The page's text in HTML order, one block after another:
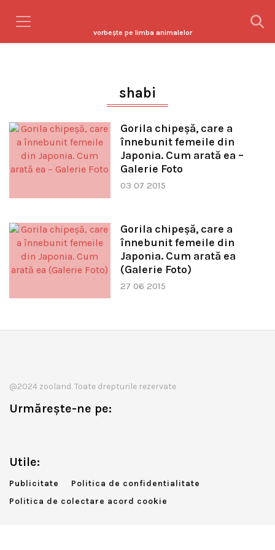
vorbeşte pe limba animalelor
shabi
Gorila chipeşă, care a
înnebunit femeile din
Japonia. Cum arată ea –
Galerie Foto
03 07 2015
Gorila chipeşă, care a
înnebunit femeile din
Japonia. Cum arată ea
(Galerie Foto)
27 06 2015
@2024 zooland. Toate drepturile rezervate
Urmărește-ne pe:
Utile:
Publicitate
Politica de confidentialitate
Politica de colectare acord cookie